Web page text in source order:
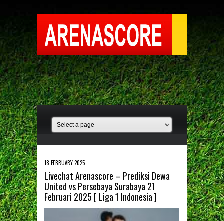
18 FEBRUARY 2025
Livechat Arenascore – Prediksi Dewa
United vs Persebaya Surabaya 21
Februari 2025 [ Liga 1 Indonesia ]